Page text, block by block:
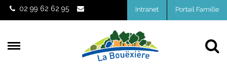
Gestion des traceurs
02 99 62 62 95 Intranet Portail Famille